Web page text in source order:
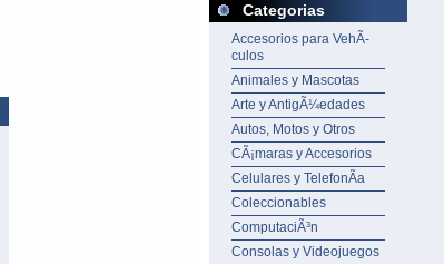
Categorias
Accesorios para VehÃ­
culos
Animales y Mascotas
Arte y AntigÃ¼edades
Autos, Motos y Otros
CÃ¡maras y Accesorios
Celulares y TelefonÃ­a
Coleccionables
ComputaciÃ³n
Consolas y Videojuegos